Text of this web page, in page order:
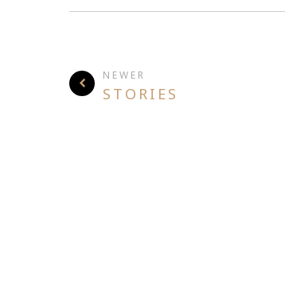
NEWER
STORIES